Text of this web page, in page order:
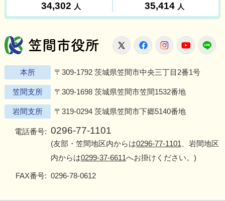
笠間市役所
X FacebookInstagram
本所 〒309-1792 茨城県笠間市中央三丁目2番1号
笠間支所 〒309-1698 茨城県笠間市笠間1532番地
岩間支所 〒319-0294 茨城県笠間市下郷5140番地
電話番号: 0296-77-1101
(友部・笠間地区内からは0296-77-1101 、岩間地区
内からは0299-37-6611へお掛けください。)
FAX番号: 0296-78-0612